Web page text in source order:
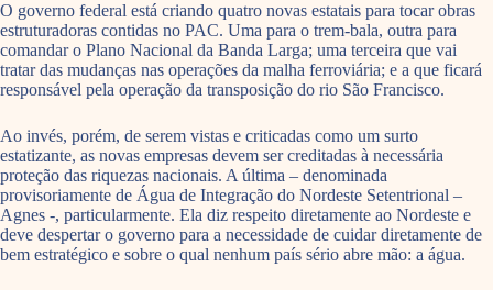
O governo federal está criando quatro novas estatais para tocar obras
estruturadoras contidas no PAC. Uma para o trem-bala, outra para
comandar o Plano Nacional da Banda Larga; uma terceira que vai
tratar das mudanças nas operações da malha ferroviária; e a que ficará
responsável pela operação da transposição do rio São Francisco.
Ao invés, porém, de serem vistas e criticadas como um surto
estatizante, as novas empresas devem ser creditadas à necessária
proteção das riquezas nacionais. A última – denominada
provisoriamente de Água de Integração do Nordeste Setentrional –
Agnes -, particularmente. Ela diz respeito diretamente ao Nordeste e
deve despertar o governo para a necessidade de cuidar diretamente de
bem estratégico e sobre o qual nenhum país sério abre mão: a água.